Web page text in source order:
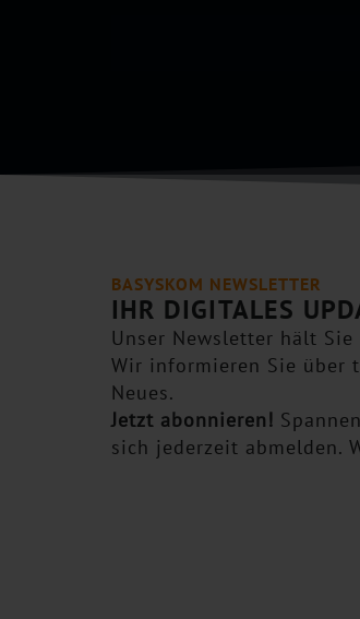
BASYSKOM NEWSLETTER
IHR DIGITALES
Unser Newsletter hält
Wir informieren Sie über
Neues.
Jetzt abonnieren!
sich jederzeit abmelden.